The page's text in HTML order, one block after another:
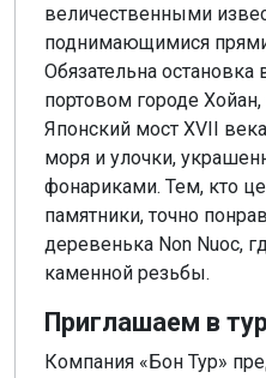
величественными
поднимающимися
Обязательна
портовом городе
Японский мост XVII
моря и улочки,
фонариками. Тем, кто
памятники, точно
деревенька Non Nuoc,
каменной резьбы.
Приглашаем в
Компания «Бон Тур»